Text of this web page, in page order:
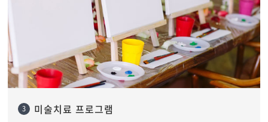
3 미술치료 프로그램